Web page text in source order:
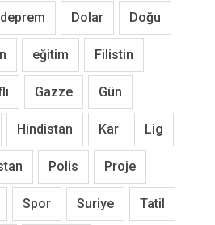
deprem Dolar Doğu
eğitim Filistin
Gazze Gün
Hindistan Kar Lig
Polis Proje
Spor Suriye Tatil